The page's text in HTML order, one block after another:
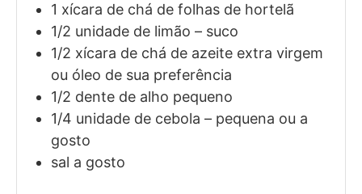
1 xícara de chá de folhas de hortelã
1/2 unidade de limão – suco
1/2 xícara de chá de azeite extra virgem
ou óleo de sua preferência
1/2 dente de alho pequeno
1/4 unidade de cebola – pequena ou a
gosto
sal a gosto